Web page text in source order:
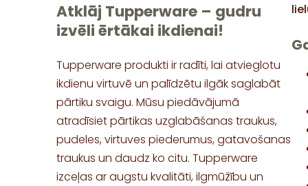
Atklāj Tupperware – gudru
izvēli ērtākai ikdienai!
Tupperware produkti ir radīti, lai atvieglotu
ikdienu virtuvē un palīdzētu ilgāk saglabāt
pārtiku svaigu. Mūsu piedāvājumā
atradīsiet pārtikas uzglabāšanas traukus,
pudeles, virtuves piederumus, gatavošanas
traukus un daudz ko citu. Tupperware
izceļas ar augstu kvalitāti, ilgmūžību un